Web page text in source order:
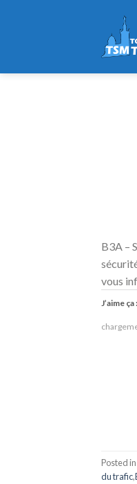
B3A –
vous
J’aime ça :
Posted in
du trafic,